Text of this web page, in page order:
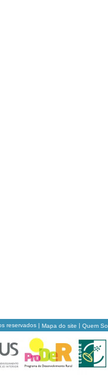
reservados | Mapa do site | Quem